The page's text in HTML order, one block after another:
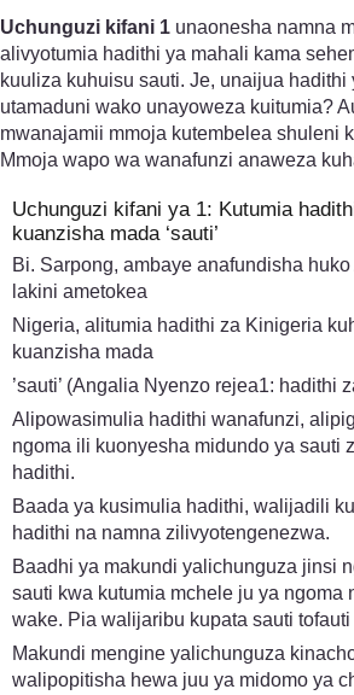
Uchunguzi kifani 1 unaonesha namna
alivyotumia hadithi ya mahali kama
kuuliza kuhuisu sauti. Je, unaijua hadithi
utamaduni wako unayoweza kuitumia?
mwanajamii mmoja kutembelea shuleni
Mmoja wapo wa wanafunzi anaweza
Uchunguzi kifani ya 1: Kutumia
kuanzisha mada ‘sauti’
Bi. Sarpong, ambaye anafundisha
lakini ametokea
Nigeria, alitumia hadithi za Kinigeria
kuanzisha mada
’sauti’ (Angalia Nyenzo rejea1: hadithi
Alipowasimulia hadithi wanafunzi,
ngoma ili kuonyesha midundo ya sauti
hadithi.
Baada ya kusimulia hadithi, walijadili
hadithi na namna zilivyotengenezwa.
Baadhi ya makundi yalichunguza jinsi
sauti kwa kutumia mchele ju ya ngoma
wake. Pia walijaribu kupata sauti
Makundi mengine yalichunguza
walipopitisha hewa juu ya midomo ya